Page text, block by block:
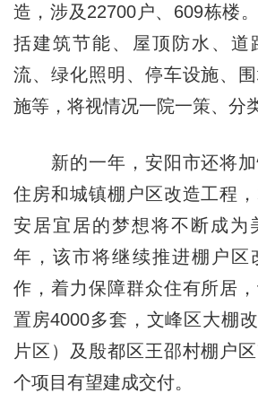
造，涉及22700户、609栋楼
括建筑节能、屋顶防水、道
流、绿化照明、停车设施、
施等，将视情况一院一策、分
新的一年，安阳市还将加
住房和城镇棚户区改造工程，
安居宜居的梦想将不断成为
年，该市将继续推进棚户区
作，着力保障群众住有所居
置房4000多套，文峰区大棚
片区）及殷都区王邵村棚户
个项目有望建成交付。